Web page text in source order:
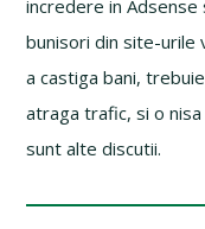
incredere in Adsense
bunisori din site-urile
a castiga bani,
atraga trafic, si o
sunt alte discutii.